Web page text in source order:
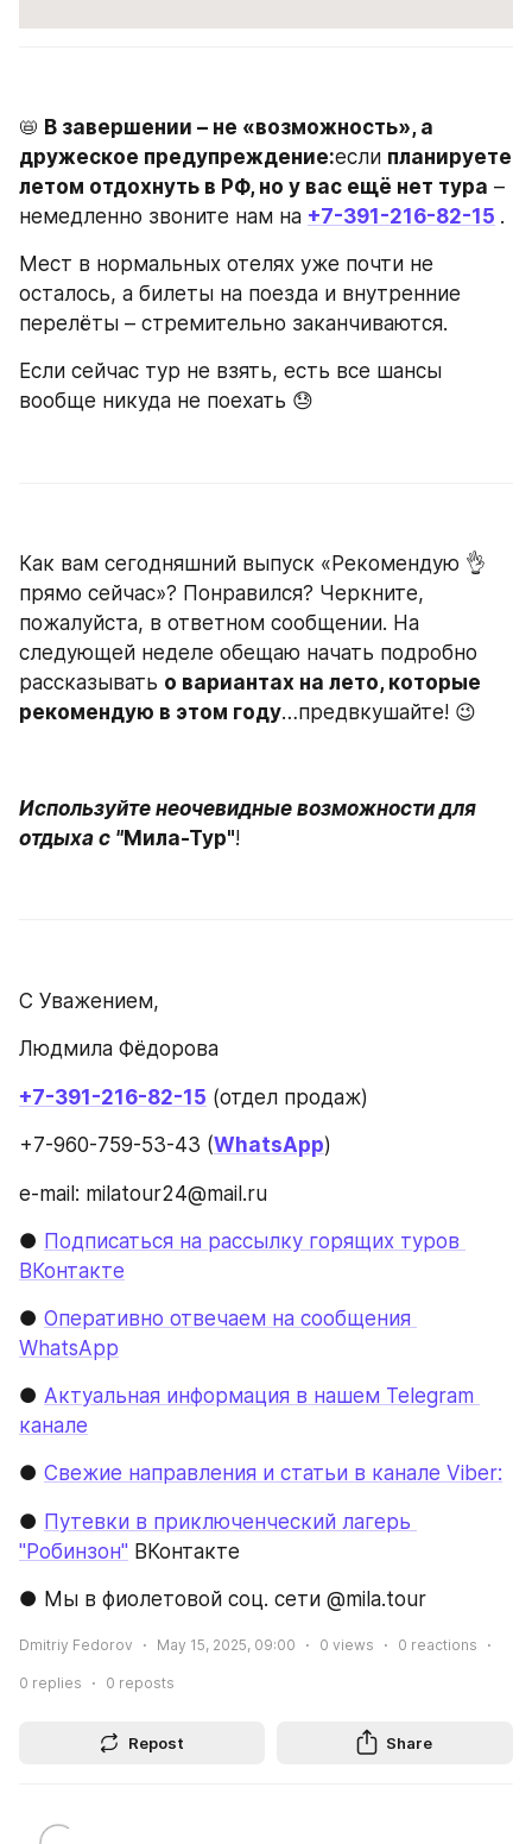
📛 В завершении – не «возможность», а
дружеское предупреждение:если планируете
летом отдохнуть в РФ, но у вас ещё нет тура –
немедленно звоните нам на +7-391-216-82-15 .
Мест в нормальных отелях уже почти не
осталось, а билеты на поезда и внутренние
перелёты – стремительно заканчиваются.
Если сейчас тур не взять, есть все шансы
вообще никуда не поехать 😓
Как вам сегодняшний выпуск «Рекомендую 👌
прямо сейчас»? Понравился? Черкните,
пожалуйста, в ответном сообщении. На
следующей неделе обещаю начать подробно
рассказывать о вариантах на лето, которые
рекомендую в этом году…предвкушайте! 😉
Используйте неочевидные возможности для
отдыха с "Мила-Тур"!
С Уважением,
Людмила Фёдорова
+7-391-216-82-15 (отдел продаж)
+7-960-759-53-43 (WhatsApp)
e-mail: milatour24@mail.ru
● Подписаться на рассылку горящих туров
ВКонтакте
● Оперативно отвечаем на сообщения
WhatsApp
● Актуальная информация в нашем Telegram
канале
● Свежие направления и статьи в канале Viber:
● Путевки в приключенческий лагерь
"Робинзон" ВКонтакте
● Мы в фиолетовой соц. сети @mila.tour
Dmitriy Fedorov May 15, 2025, 09:00 0 views 0 reactions
0 replies 0 reposts
Repost Share